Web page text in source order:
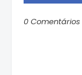
0 Comentários